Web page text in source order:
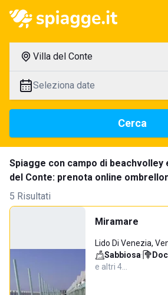
Villa del Conte
Seleziona date
Cerca
Spiagge con campo di beachvolley
del Conte: prenota online
5 Risultati
Miramare
Lido Di Venezia,
Sabbiosa·
e altri 4…